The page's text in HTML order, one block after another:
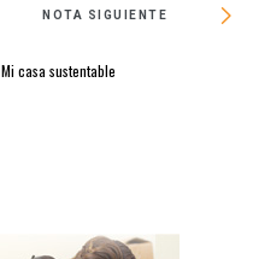
NOTA SIGUIENTE
Mi casa sustentable